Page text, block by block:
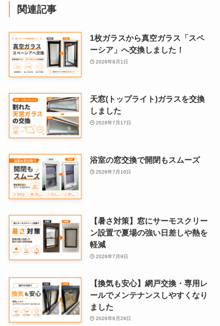
関連記事
1枚ガラスから真空ガラス「スペ
ーシア」へ交換しました！
2026年8月1日
天窓(トップライト)ガラスを交換
しました
2026年7月17日
浴室の窓交換で開閉もスムーズ
2026年7月16日
【暑さ対策】窓にサーモスクリー
ン設置で夏場の強い日差しや熱を
軽減
2026年7月9日
【換気も安心】網戸交換・専用レ
ールでメンテナンスしやすくなり
ました
2026年6月29日